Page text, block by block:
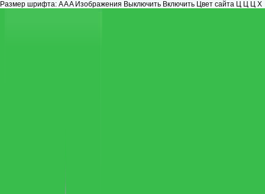
Размер шрифта: AAAИзображения Выключить Включить Цвет сайта Ц Ц Ц Х